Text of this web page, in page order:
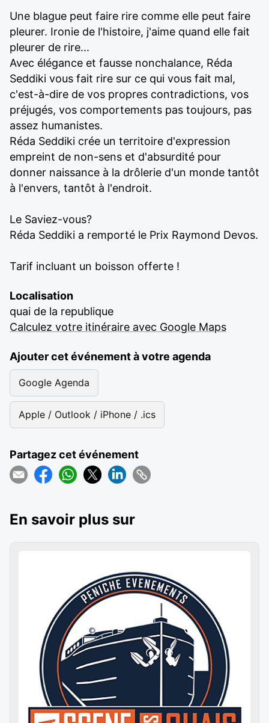
Une blague peut faire rire comme elle peut faire
pleurer. Ironie de l'histoire, j'aime quand elle fait
pleurer de rire...
Avec élégance et fausse nonchalance, Réda
Seddiki vous fait rire sur ce qui vous fait mal,
c'est-à-dire de vos propres contradictions, vos
préjugés, vos comportements pas toujours, pas
assez humanistes.
Réda Seddiki crée un territoire d'expression
empreint de non-sens et d'absurdité pour
donner naissance à la drôlerie d'un monde tantôt
à l'envers, tantôt à l'endroit.
Le Saviez-vous?
Réda Seddiki a remporté le Prix Raymond Devos.
Tarif incluant un boisson offerte !
Localisation
quai de la republique
Calculez votre itinéraire avec Google Maps
Ajouter cet événement à votre agenda
Google Agenda
Apple / Outlook / iPhone / .ics
Partagez cet événement
En savoir plus sur